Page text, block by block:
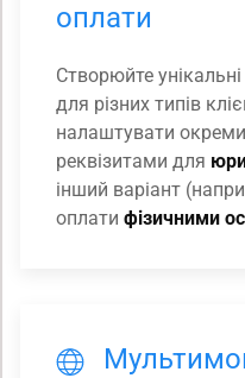
оплати
Створюйте
для різних типів
налаштувати
реквізитами для
інший варіант
оплати фізичними